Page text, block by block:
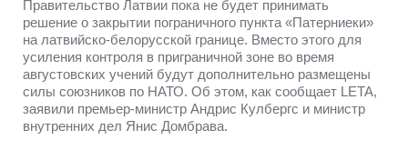
Правительство Латвии пока не будет принимать
решение о закрытии пограничного пункта «Патерниеки»
на латвийско-белорусской границе. Вместо этого для
усиления контроля в приграничной зоне во время
августовских учений будут дополнительно размещены
силы союзников по НАТО. Об этом, как сообщает LETA,
заявили премьер-министр Андрис Кулбергс и министр
внутренних дел Янис Домбрава.